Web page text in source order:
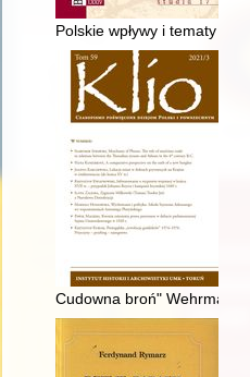
Polskie wpływy i tematy na
Cudowna broń"